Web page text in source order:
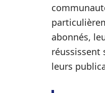
abonnés,
réussissent
leurs